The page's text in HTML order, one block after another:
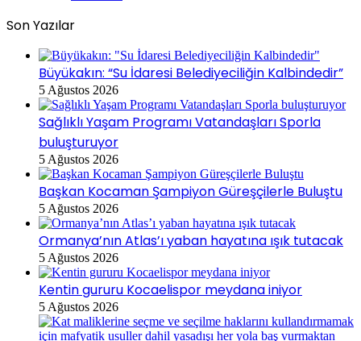
Son Yazılar
Büyükakın: “Su İdaresi Belediyeciliğin Kalbindedir”
5 Ağustos 2026
Sağlıklı Yaşam Programı Vatandaşları Sporla
buluşturuyor
5 Ağustos 2026
Başkan Kocaman Şampiyon Güreşçilerle Buluştu
5 Ağustos 2026
Ormanya’nın Atlas’ı yaban hayatına ışık tutacak
5 Ağustos 2026
Kentin gururu Kocaelispor meydana iniyor
5 Ağustos 2026